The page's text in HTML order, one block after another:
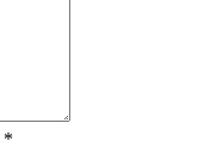
*